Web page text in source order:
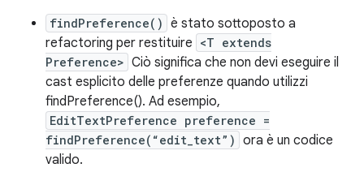
findPreference() è stato sottoposto a
refactoring per restituire <T extends
Preference> Ciò significa che non devi eseguire il
cast esplicito delle preferenze quando utilizzi
findPreference(). Ad esempio,
EditTextPreference preference =
findPreference(“edit_text”) ora è un codice
valido.